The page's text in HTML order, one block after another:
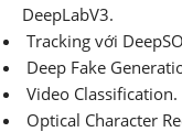
DeepLabV3.
Tracking với
Deep Fake
Video Classification.
Optical Character